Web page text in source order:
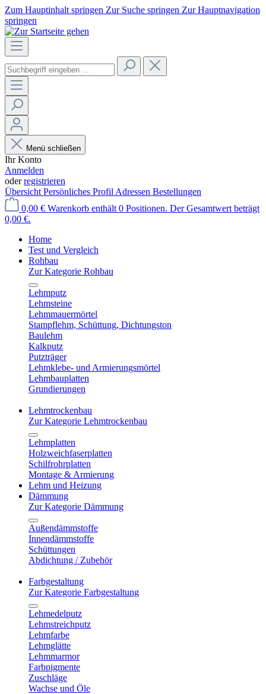
Zum Hauptinhalt springen Zur Suche springen Zur Hauptnavigation
springen
Menü schließen
Ihr Konto
Anmelden
oderregistrieren
Übersicht Persönliches Profil Adressen Bestellungen
0,00 € Warenkorb enthält 0 Positionen. Der Gesamtwert beträgt
0,00 €.
Home
Test und Vergleich
Rohbau
Zur Kategorie Rohbau
Lehmputz
Lehmsteine
Lehmmauermörtel
Stampflehm, Schüttung, Dichtungston
Baulehm
Kalkputz
Putzträger
Lehmklebe- und Armierungsmörtel
Lehmbauplatten
Grundierungen
Lehmtrockenbau
Zur Kategorie Lehmtrockenbau
Lehmplatten
Holzweichfaserplatten
Schilfrohrplatten
Montage & Armierung
Lehm und Heizung
Dämmung
Zur Kategorie Dämmung
Außendämmstoffe
Innendämmstoffe
Schüttungen
Abdichtung / Zubehör
Farbgestaltung
Zur Kategorie Farbgestaltung
Lehmedelputz
Lehmstreichputz
Lehmfarbe
Lehmglätte
Lehmmarmor
Farbpigmente
Zuschläge
Wachse und Öle